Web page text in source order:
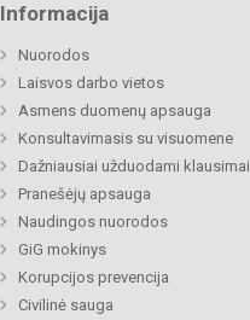
Informacija
Nuorodos
Laisvos darbo vietos
Asmens duomenų apsauga
Konsultavimasis su visuomene
Dažniausiai užduodami klausimai
Pranešėjų apsauga
Naudingos nuorodos
GiG mokinys
Korupcijos prevencija
Civilinė sauga